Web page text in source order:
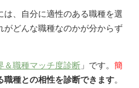
は、自分に適性のある職種を選
どんな職種なのかが分からず
＆職種マッチ度診断 」です。 簡
職種との相性を診断できます。